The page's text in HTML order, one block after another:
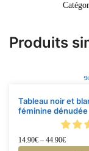
Produits
Tableau noir et
féminine dénudée
14.90€ – 44.90€